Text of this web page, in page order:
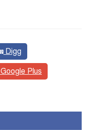
Digg
Google Plus